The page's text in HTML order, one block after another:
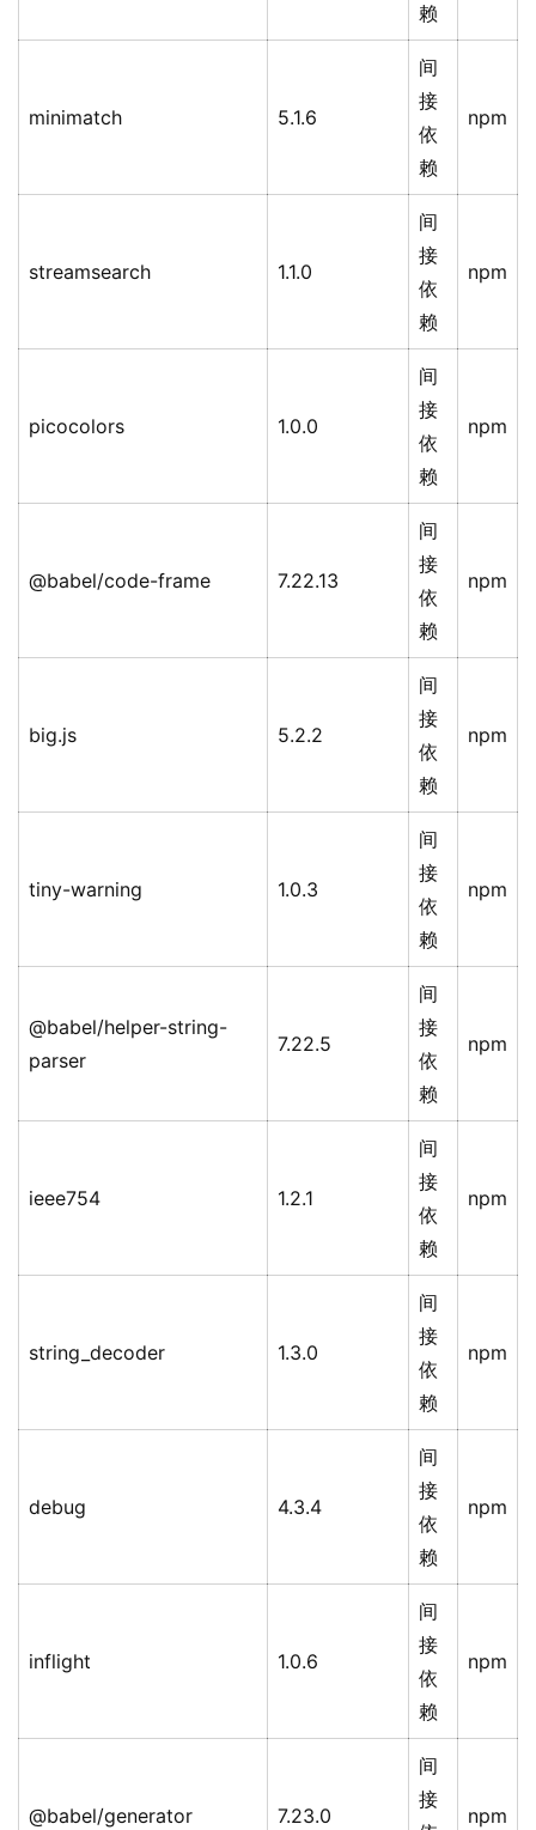
赖
minimatch 5.1.6
间
接
依
赖
npm
streamsearch 1.1.0
间
接
依
赖
npm
picocolors 1.0.0
间
接
依
赖
npm
@babel/code-frame 7.22.13
间
接
依
赖
npm
big.js 5.2.2
间
接
依
赖
npm
tiny-warning 1.0.3
间
接
依
赖
npm
@babel/helper-string-
parser
7.22.5
间
接
依
赖
npm
ieee754 1.2.1
间
接
依
赖
npm
string_decoder 1.3.0
间
接
依
赖
npm
debug 4.3.4
间
接
依
赖
npm
inflight 1.0.6
间
接
依
赖
npm
@babel/generator 7.23.0
间
接
npm